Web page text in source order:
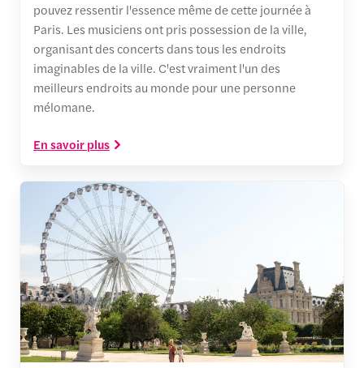
pouvez ressentir l'essence même de cette journée à
Paris. Les musiciens ont pris possession de la ville,
organisant des concerts dans tous les endroits
imaginables de la ville. C'est vraiment l'un des
meilleurs endroits au monde pour une personne
mélomane.
En savoir plus